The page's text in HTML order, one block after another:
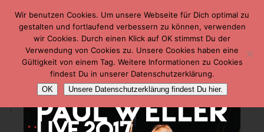
Wir benutzen Cookies. Um unsere Webseite für Dich optimal zu
gestalten und fortlaufend verbessern zu können, verwenden
wir Cookies. Durch einen Klick auf OK stimmst Du der
Verwendung von Cookies zu. Unsere Cookies haben eine
Gültigkeit von einem Tag. Weitere Informationen zu Cookies
findest Du in unserer Datenschutzerklärung.
OK Unsere Datenschutzerklärung findest Du hier.